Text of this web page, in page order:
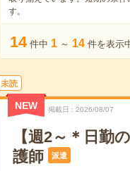
す。
14 件中 1 ～ 14 件を表示
未読
NEW 掲載日 2026/08/07
【週2～＊日勤
護師
派遣